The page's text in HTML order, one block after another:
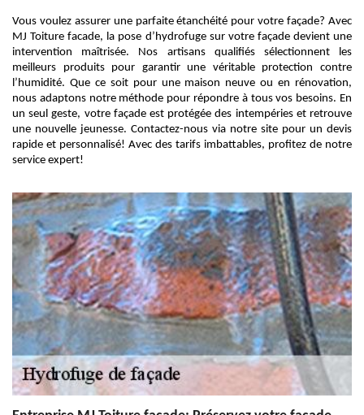
Vous voulez assurer une parfaite étanchéité pour votre façade? Avec
MJ Toiture facade, la pose d’hydrofuge sur votre façade devient une
intervention maîtrisée. Nos artisans qualifiés sélectionnent les
meilleurs produits pour garantir une véritable protection contre
l’humidité. Que ce soit pour une maison neuve ou en rénovation,
nous adaptons notre méthode pour répondre à tous vos besoins. En
un seul geste, votre façade est protégée des intempéries et retrouve
une nouvelle jeunesse. Contactez-nous via notre site pour un devis
rapide et personnalisé! Avec des tarifs imbattables, profitez de notre
service expert!